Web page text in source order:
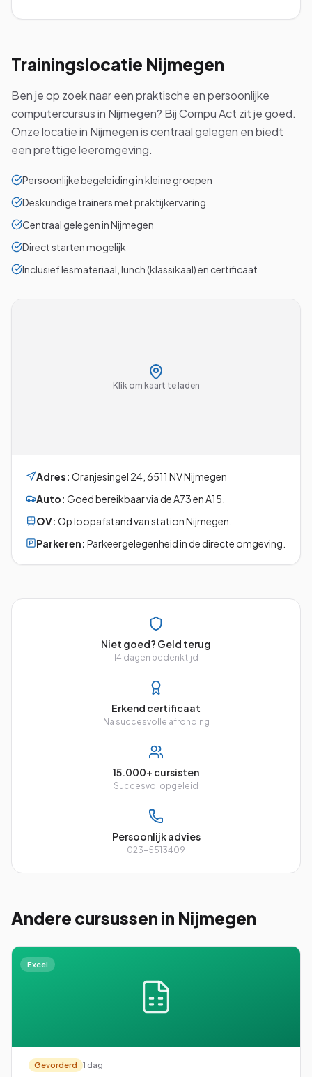
Trainingslocatie Nijmegen
Ben je op zoek naar een praktische en persoonlijke
computercursus in Nijmegen? Bij Compu Act zit je goed.
Onze locatie in Nijmegen is centraal gelegen en biedt
een prettige leeromgeving.
Persoonlijke begeleiding in kleine groepen
Deskundige trainers met praktijkervaring
Centraal gelegen in Nijmegen
Direct starten mogelijk
Inclusief lesmateriaal, lunch (klassikaal) en certificaat
Klik om kaart te laden
Adres: Oranjesingel 24 6511 NVNijmegen
Auto: Goed bereikbaar via de A73 en A15.
OV: Op loopafstand van station Nijmegen.
Parkeren: Parkeergelegenheid in de directe omgeving.
Niet goed? Geld terug
14 dagen bedenktijd
Erkend certificaat
Na succesvolle afronding
15.000+ cursisten
Succesvol opgeleid
Persoonlijk advies
023-5513409
Andere cursussen in Nijmegen
Excel
Gevorderd 1 dag